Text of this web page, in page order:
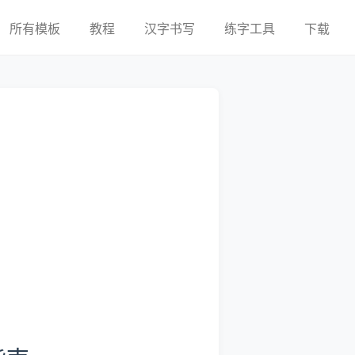
所有模板 教程 汉字书写 练字工具 下载